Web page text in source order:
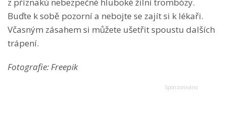
Buďte k sobě pozorní a nebojte se zajít si k lékaři.
Včasným zásahem si můžete ušetřit spoustu dalších
trápení.
Fotografie: Freepik